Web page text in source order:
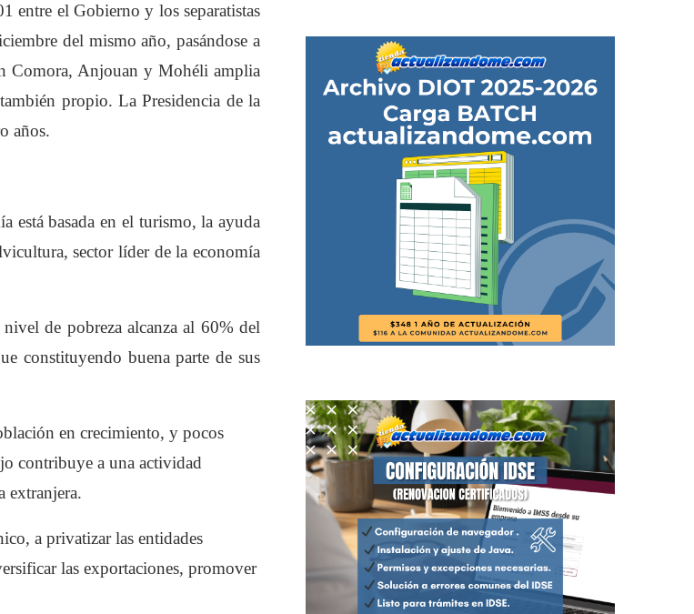
entre el Gobierno y los separatistas
del mismo año, pasándose a
Comora, Anjouan y Mohéli amplia
propio. La Presidencia de la
años.
está basada en el turismo, la ayuda
sector líder de la economía
de pobreza alcanza al 60% del
constituyendo buena parte de sus
en crecimiento, y pocos
contribuye a una actividad
extranjera.
a privatizar las entidades
las exportaciones, promover